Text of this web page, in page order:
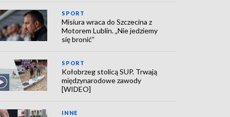
SPORT
Misiura wraca do Szczecina z
Motorem Lublin. „Nie jedziemy
się bronić”
SPORT
Kołobrzeg stolicą SUP. Trwają
międzynarodowe zawody
[WIDEO]
INNE